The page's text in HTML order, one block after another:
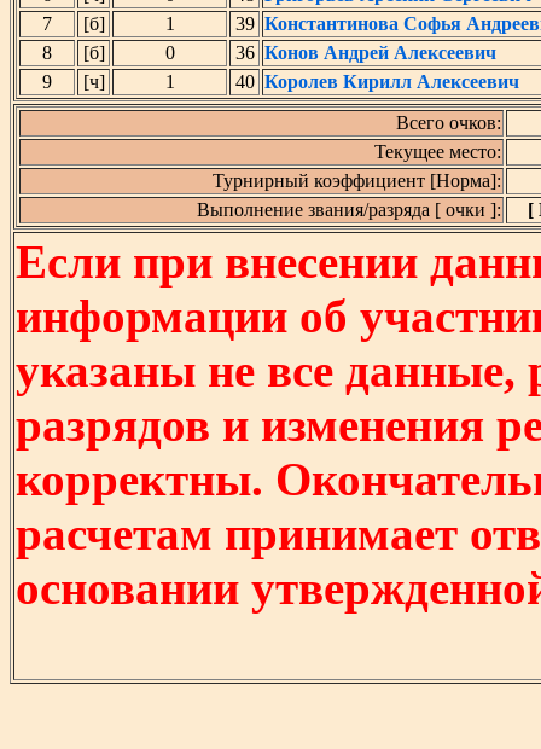
7
[б] 1 39 Константинова Софья
8
[б] 0 36 Конов Андрей Алексеевич
9
[ч] 1 40 Королев Кирилл Алексеевич
Всего очков:
Текущее место:
Турнирный коэффициент [Норма]:
Выполнение звания/разряда [ очки ]:
[
Если при внесении
информации об
указаны не все
разрядов и изменения
корректны.
расчетам принимает
основании